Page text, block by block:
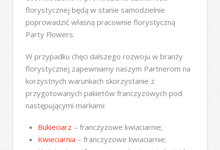
florystycznej będą w stanie samodzielnie
poprowadzić własną pracownie florystyczną
Party Flowers.
W przypadku chęci dalszego rozwoju w branży
florystycznej zapewniamy naszym Partnerom na
korzystnych warunkach skorzystanie z
przygotowanych pakietów franczyzowych pod
następującymi markami:
Bukieciarz – franczyzowe kwiaciarnie;
Kwieciarnia – franczyzowe kwiaciarnie;